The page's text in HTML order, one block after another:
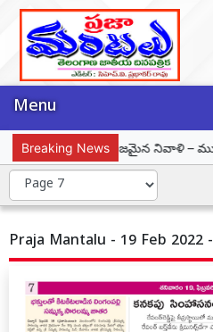
Menu
Breaking News
సాధనే ఆయనకు నిజమైన నివాళి –
Praja Mantalu - 19 Feb 2022